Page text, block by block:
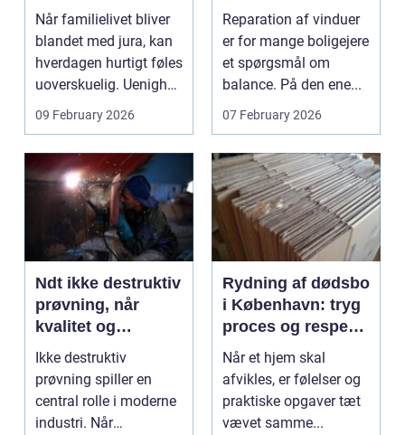
familieretsadvokat
Når familielivet bliver
blandet med jura, kan
hverdagen hurtigt føles
uoverskuelig. Uenighed
om børn...
09 February 2026
og hvad skal du
vælge?
Reparation af vinduer
er for mange boligejere
et spørgsmål om
balance. På den ene...
07 February 2026
Ndt ikke destruktiv
prøvning, når
kvalitet og
sikkerhed er
afgørende
Ikke destruktiv
prøvning spiller en
central rolle i moderne
industri. Når
Rydning af dødsbo
i København: tryg
proces og respekt
for boet
Når et hjem skal
afvikles, er følelser og
praktiske opgaver tæt
vævet samme...